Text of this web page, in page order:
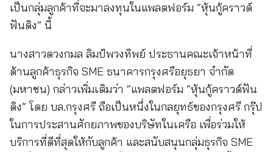
เป็นกลุ่มลูกค้าที่จะมาลงทุนในแพลตฟอร์ม “หุ้นกู้คราวด์
ฟันดิง” นี้
นางสาวดวงกมล ลิมป์พวงทิพย์ ประธานคณะเจ้าหน้าที่
ด้านลูกค้าธุรกิจ SME ธนาคารกรุงศรีอยุธยา จำกัด
(มหาชน) กล่าวเพิ่มเติมว่า “แพลตฟอร์ม “หุ้นกู้คราวด์ฟัน
ดิง” โดย บล.กรุงศรี ถือเป็นหนึ่งในกลยุทธ์ของกรุงศรี กรุ๊ป
ในการประสานศักยภาพของบริษัทในเครือ เพื่อร่วมให้
บริการที่ดีที่สุดให้กับลูกค้า และสนับสนุนกลุ่มธุรกิจ SME